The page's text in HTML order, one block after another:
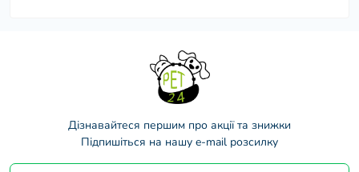
Дізнавайтеся першим про акції та знижки
Підпишіться на нашу e-mail розсилку